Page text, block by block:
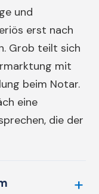
und
erst nach
Grob teilt sich
mit
beim Notar.
eine
die der